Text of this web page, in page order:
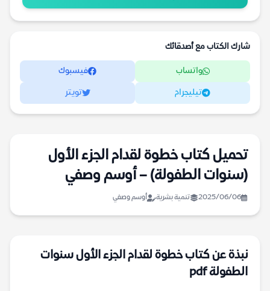
شارك الكتاب مع أصدقائك
واتساب فيسبوك
تيليجرام تويتر
تحميل كتاب خطوة لقدام الجزء الأول
(سنوات الطفولة) – أوسم وصفي
2025/06/06 تنمية بشرية أوسم وصفي
نبذة عن كتاب خطوة لقدام الجزء الأول سنوات
الطفولة pdf